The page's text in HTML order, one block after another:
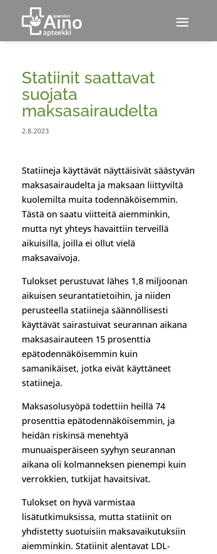
Statiinit saattavat
suojata
maksasairaudelta
2.8.2023
Statiineja käyttävät näyttäisivät säästyvän
maksasairaudelta ja maksaan liittyviltä
kuolemilta muita todennäköisemmin.
Tästä on saatu viitteitä aiemminkin,
mutta nyt yhteys havaittiin terveillä
aikuisilla, joilla ei ollut vielä
maksavaivoja.
Tulokset perustuvat lähes 1,8 miljoonan
aikuisen seurantatietoihin, ja niiden
perusteella statiineja säännöllisesti
käyttävät sairastuivat seurannan aikana
maksasairauteen 15 prosenttia
epätodennäköisemmin kuin
samanikäiset, jotka eivät käyttäneet
statiineja.
Maksasolusyöpä todettiin heillä 74
prosenttia epätodennäköisemmin, ja
heidän riskinsä menehtyä
munuaisperäiseen syyhyn seurannan
aikana oli kolmanneksen pienempi kuin
verrokkien, tutkijat havaitsivat.
Tulokset on hyvä varmistaa
lisätutkimuksissa, mutta statiinit on
yhdistetty suotuisiin maksavaikutuksiin
aiemminkin. Statiinit alentavat LDL-